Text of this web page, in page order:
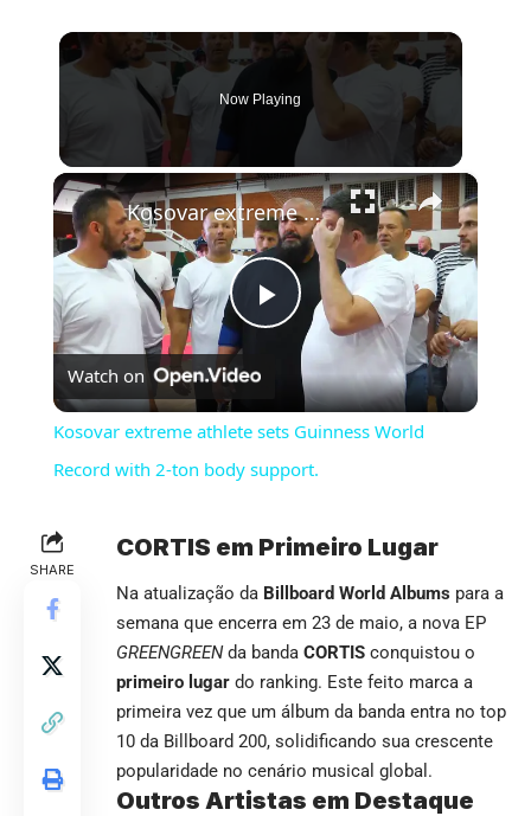
Now Playing
×
Play
Video
Kosovar extreme athlete sets Guinness World Record with 2-ton body support.
Watch on
Kosovar extreme athlete sets Guinness World
Record with 2-ton body support.
SHARE
CORTIS em Primeiro Lugar
Na atualização da Billboard World Albums para a
semana que encerra em 23 de maio, a nova EP
GREENGREENda banda CORTIS conquistou o
primeiro lugar do ranking. Este feito marca a
primeira vez que um álbum da banda entra no top
10 da Billboard 200, solidificando sua crescente
popularidade no cenário musical global.
Outros Artistas em Destaque